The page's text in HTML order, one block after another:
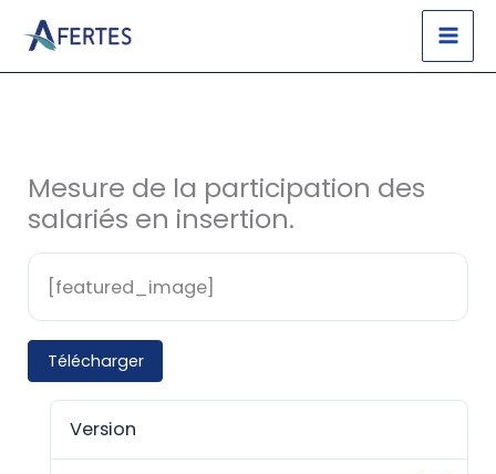
contenu
Mesure de la participation des
salariés en insertion.
[featured_image]
Télécharger
Version